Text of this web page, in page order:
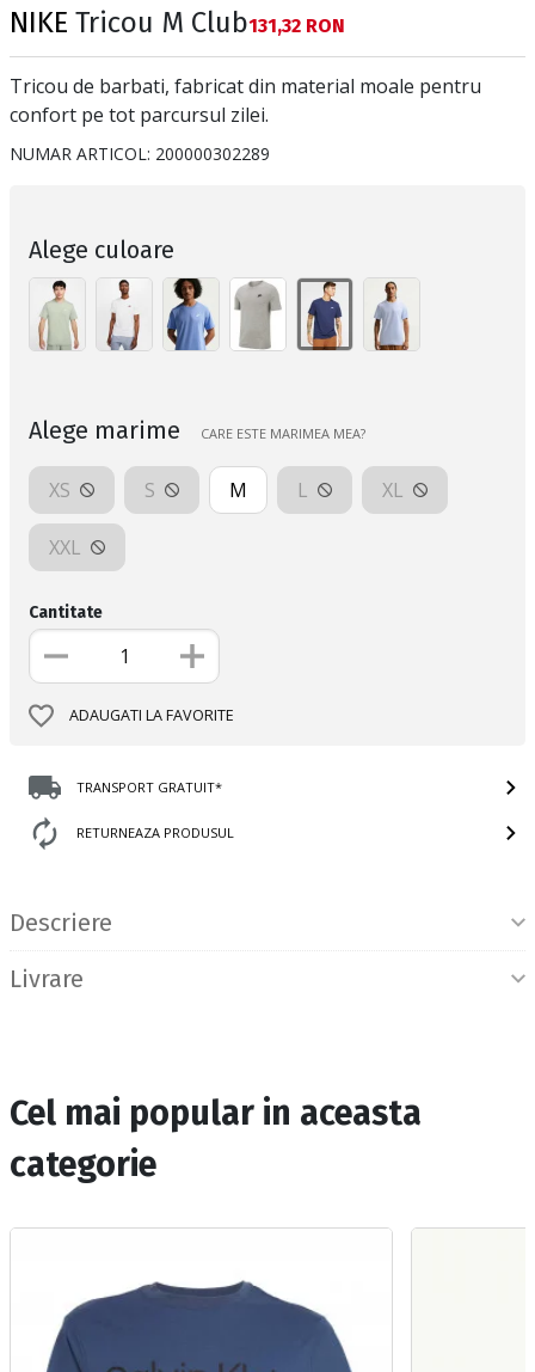
NIKE Tricou M ClubТекуща цена:
131,32 RON
Tricou de barbati, fabricat din material moale pentru
confort pe tot parcursul zilei.
NUMAR ARTICOL: 200000302289
Alege culoare
Alege marime CARE ESTE MARIMEA MEA?
XS S M L XL
XXL
Cantitate
ADAUGATI LA FAVORITE
TRANSPORT GRATUIT*
RETURNEAZA PRODUSUL
Descriere
Livrare
Cel mai popular in aceasta
categorie